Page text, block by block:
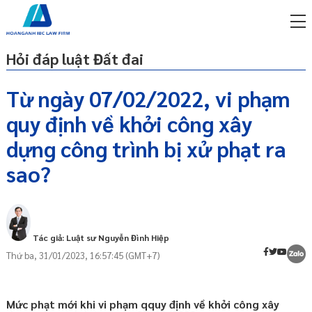
Hỏi đáp luật Đất đai
Từ ngày 07/02/2022, vi phạm
quy định về khởi công xây
dựng công trình bị xử phạt ra
sao?
Tác giả: Luật sư Nguyễn Đình Hiệp
Thứ ba, 31/01/2023, 16:57:45 (GMT+7)
Mức phạt mới khi vi phạm qquy định về khởi công xây
Mức xử phạt
Diễn giải một số thuật ngữ
Trình tự thủ tục xử phạt vi phạm hành
chính
phí qua zalo
sư trực tuyến online
ty/doanh nghiệp
gói
phí qua zalo
sư trực tuyến online
gói
gói